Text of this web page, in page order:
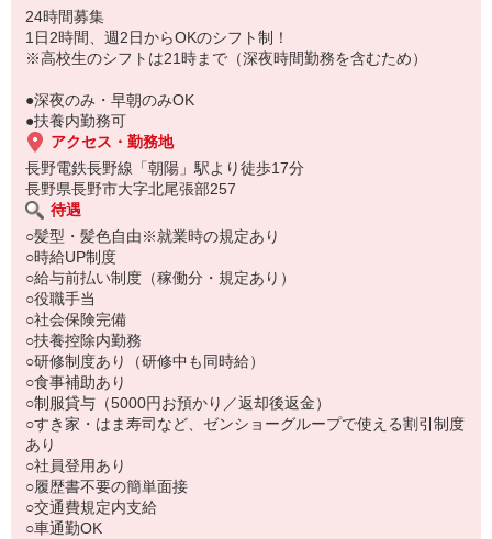
マニュアルも用意していますので飲食店が初めての方でも大丈夫！
もちろん先輩クルーがしっかり教えてくれるので安心してくださ
い。
24時間募集
1日2時間、週2日からOKのシフト制！
※高校生のシフトは21時まで（深夜時間勤務を含むため）
●深夜のみ・早朝のみOK
●扶養内勤務可
アクセス・勤務地
長野電鉄長野線「朝陽」駅より徒歩17分
長野県長野市大字北尾張部257
待遇
○髪型・髪色自由※就業時の規定あり
○時給UP制度
○給与前払い制度（稼働分・規定あり）
○役職手当
○社会保険完備
○扶養控除内勤務
○研修制度あり（研修中も同時給）
○食事補助あり
○制服貸与（5000円お預かり／返却後返金）
○すき家・はま寿司など、ゼンショーグループで使える割引制度
あり
○社員登用あり
○履歴書不要の簡単面接
○交通費規定内支給
○車通勤OK